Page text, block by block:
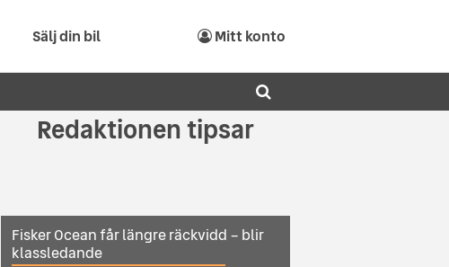
Sälj din bil Mitt konto
Redaktionen tipsar
Fisker Ocean får längre räckvidd – blir
klassledande